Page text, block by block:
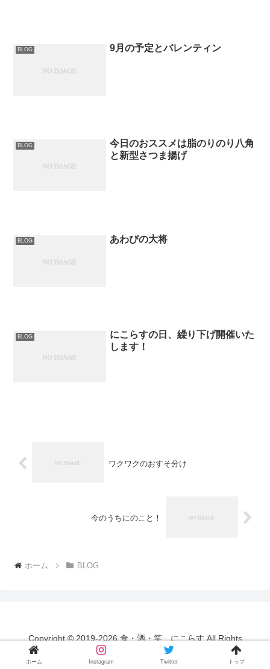
BLOG 9月の予定とバレンティン
BLOG
今日のおススメは脂のりのり八角
と新型さつま揚げ
BLOG あわびの大将
BLOG
にこらすの日、繰り下げ開催いた
します！
ワクワクのおすそ分け
今のうちにのこと！
ホーム BLOG
Copyright © 2019-2026 食・酒・笑 にこらす All Rights
ホーム Instagram Twitter トップ